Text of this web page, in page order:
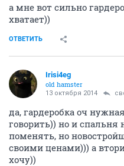
а мне вот сильно
хватает))
ОТВЕТИТЬ
Irisi4eg
old hamster
13 октября 2014
да, гардеробка оч
говорить)) но и
поменять, но
своими ценами))) а
хочу))